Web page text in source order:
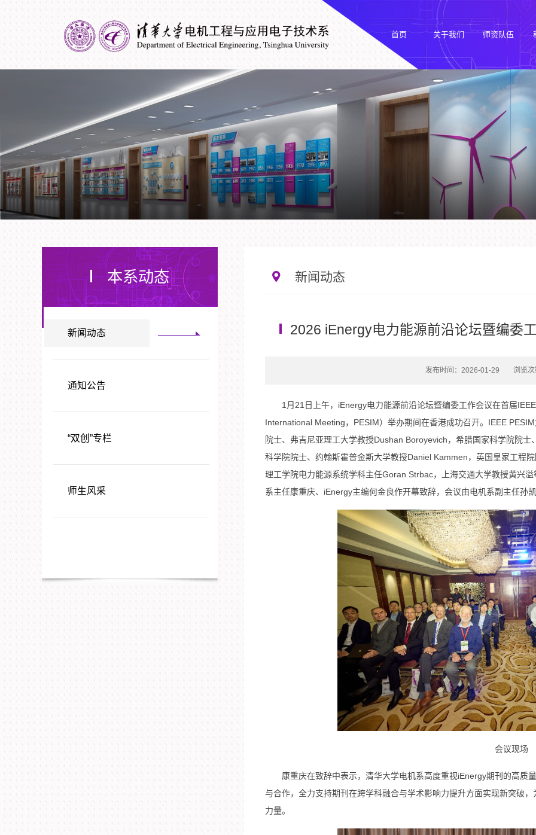
首页 关于我们 师资队伍
本系动态
新闻动态
通知公告
“双创”专栏
师生风采
新闻动态
2026 iEnergy电力能源前沿论坛暨编委
发布时间：2026-01-29 浏览
1月21日上午，iEnergy电力能源前沿论坛暨编委工作会议在首届
International Meeting，PESIM）举办期间在香港成功召开。IEEE
院士、弗吉尼亚理工大学教授Dushan Boroyevich，希腊国家科学院院
科学院院士、约翰斯霍普金斯大学教授Daniel Kammen，英国皇家工程
理工学院电力能源系统学科主任Goran Strbac，上海交通大学教授黄兴
系主任康重庆、iEnergy主编何金良作开幕致辞，会议由电机系副主任孙
会议现场
康重庆在致辞中表示，清华大学电机系高度重视iEnergy期刊的高质
与合作，全力支持期刊在跨学科融合与学术影响力提升方面实现新突破
力量。